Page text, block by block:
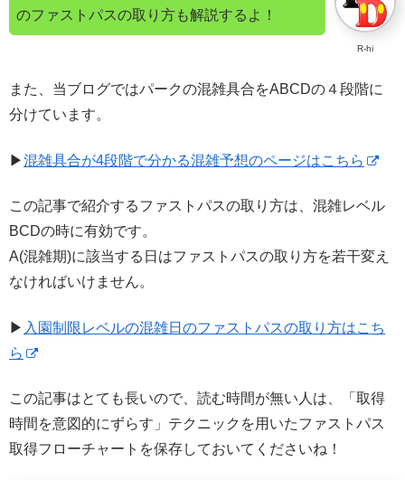
R-hi
のファストパスの取り方も解説するよ！
また、当ブログではパークの混雑具合をABCDの４段階に
分けています。
▶混雑具合が4段階で分かる混雑予想のページはこちら
この記事で紹介するファストパスの取り方は、混雑レベル
BCDの時に有効です。
A(混雑期)に該当する日はファストパスの取り方を若干変え
なければいけません。
▶ 入園制限レベルの混雑日のファストパスの取り方はこち
ら
この記事はとても長いので、読む時間が無い人は、「取得
時間を意図的にずらす」テクニックを用いたファストパス
取得フローチャートを保存しておいてくださいね！